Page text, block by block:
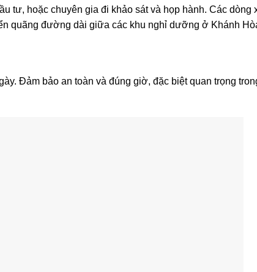
tư, hoặc chuyên gia đi khảo sát và họp hành. Các dòng
quãng đường dài giữa các khu nghỉ dưỡng ở Khánh
Đảm bảo an toàn và đúng giờ, đặc biệt quan trọng